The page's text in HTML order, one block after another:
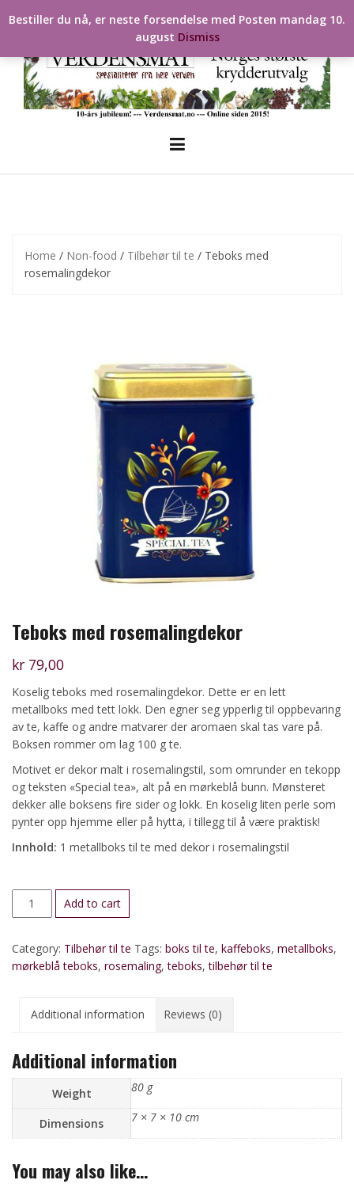
to
Home / Non-food / Tilbehør til te / Teboks med
rosemalingdekor
Teboks med rosemalingdekor
kr 79,00
Koselig teboks med rosemalingdekor. Dette er en lett
metallboks med tett lokk. Den egner seg ypperlig til oppbevaring
av te, kaffe og andre matvarer der aromaen skal tas vare på.
Boksen rommer om lag 100 g te.
Motivet er dekor malt i rosemalingstil, som omrunder en tekopp
og teksten «Special tea», alt på en mørkeblå bunn. Mønsteret
dekker alle boksens fire sider og lokk. En koselig liten perle som
pynter opp hjemme eller på hytta, i tillegg til å være praktisk!
Innhold: 1 metallboks til te med dekor i rosemalingstil
Teboks
med
quantity
Add to cart
Category: Tilbehør til te Tags: boks til te, kaffeboks, metallboks,
mørkeblå teboks, rosemaling,teboks,tilbehør til te
Additional information Reviews (0)
Additional information
Weight 80 g
Dimensions 7 × 7 × 10 cm
You may also like…
Bestiller du nå, er neste forsendelse med Posten mandag 10.
august Dismiss